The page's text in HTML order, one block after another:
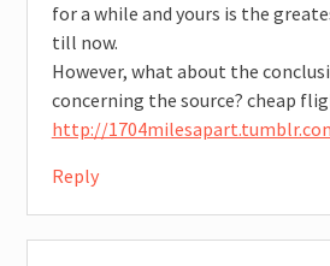
for a while and yours is the
till now.
However, what about the
concerning the source? cheap
http://
Reply